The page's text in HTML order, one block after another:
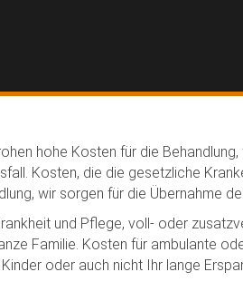
hohe Kosten für die
Kosten, die die gesetzliche
wir sorgen für die Übernahme
und Pflege, voll- oder
Familie. Kosten für ambulante
oder auch nicht Ihr lange